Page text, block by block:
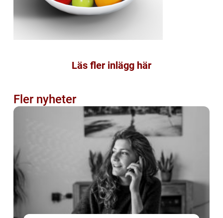
Läs fler inlägg här
Fler nyheter